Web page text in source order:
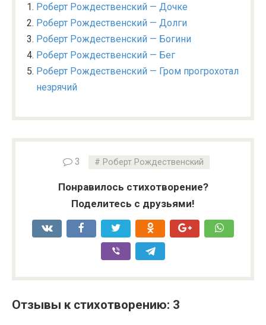
Роберт Рождественский — Дочке
Роберт Рождественский — Долги
Роберт Рождественский — Богини
Роберт Рождественский — Бег
Роберт Рождественский — Гром прогрохотал
незрячий
3 Роберт Рождественский
Понравилось стихотворение?
Поделитесь с друзьями!
Отзывы к стихотворению: 3